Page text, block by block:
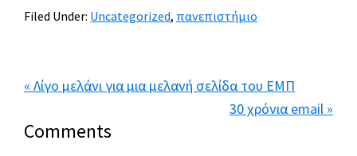
Filed Under: Uncategorized, πανεπιστήμιο
Previous
« Λίγο μελάνι για μια μελανή σελίδα του ΕΜΠ
Next
30 χρόνια email »
Reader
Comments